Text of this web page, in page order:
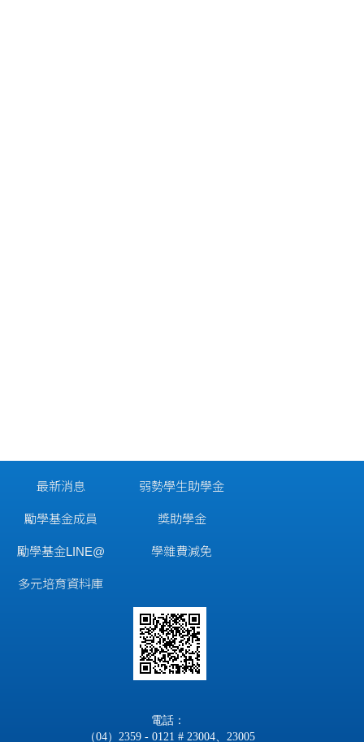
最新消息
勵學基金成員
勵學基金LINE@
多元培育資料庫
弱勢學生助學金
獎助學金
學雜費減免
電話：
（04）2359 - 0121 # 23004、23005